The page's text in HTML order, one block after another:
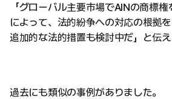
「グローバル主要市場でAINの商標
によって、法的紛争への対応の根拠を
追加的な法的措置も検討中だ」と伝え
過去にも類似の事例がありました。